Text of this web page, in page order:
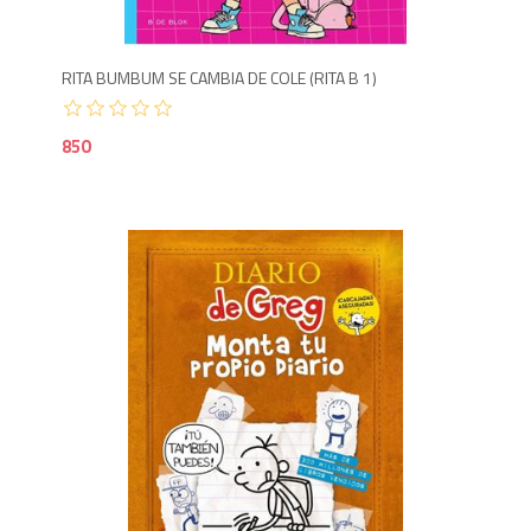
RITA BUMBUM SE CAMBIA DE COLE (RITA B 1)
850